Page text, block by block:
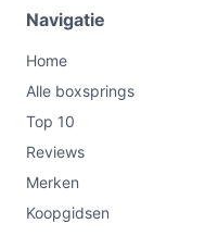
Navigatie
Home
Alle boxsprings
Top 10
Reviews
Merken
Koopgidsen